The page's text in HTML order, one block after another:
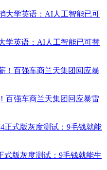
学英语：AI人工智能已可替
百强车商兰天集团回应暴雷
式版灰度测试：9毛钱就能生